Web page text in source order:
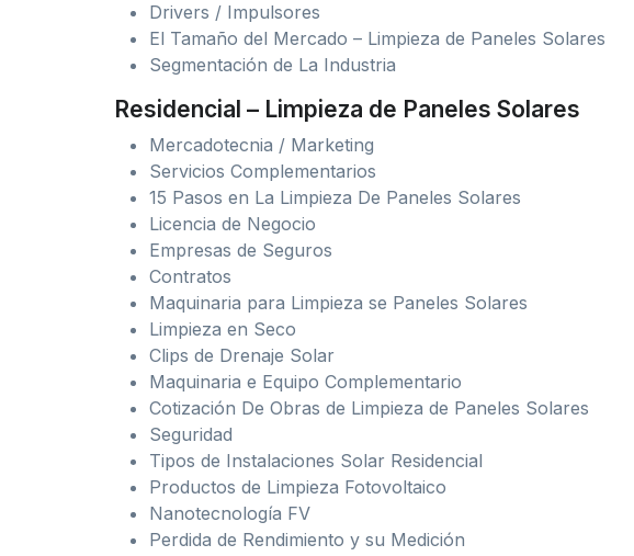
Drivers / Impulsores
El Tamaño del Mercado – Limpieza de Paneles Solares
Segmentación de La Industria
Residencial – Limpieza de Paneles Solares
Mercadotecnia / Marketing
Servicios Complementarios
15 Pasos en La Limpieza De Paneles Solares
Licencia de Negocio
Empresas de Seguros
Contratos
Maquinaria para Limpieza se Paneles Solares
Limpieza en Seco
Clips de Drenaje Solar
Maquinaria e Equipo Complementario
Cotización De Obras de Limpieza de Paneles Solares
Seguridad
Tipos de Instalaciones Solar Residencial
Productos de Limpieza Fotovoltaico
Nanotecnología FV
Perdida de Rendimiento y su Medición